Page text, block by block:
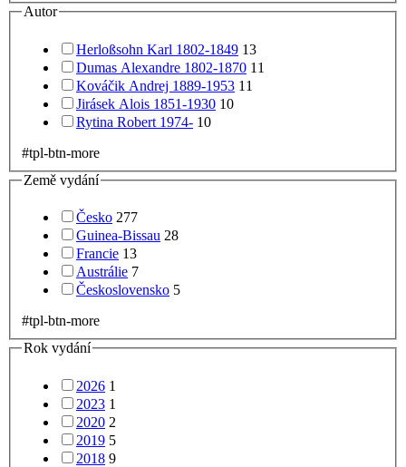
Autor
Herloßsohn Karl 1802-1849 13
Dumas Alexandre 1802-1870 11
Kováčik Andrej 1889-1953 11
Jirásek Alois 1851-1930 10
Rytina Robert 1974- 10
#tpl-btn-more
Země vydání
Česko 277
Guinea-Bissau 28
Francie 13
Austrálie 7
Československo 5
#tpl-btn-more
Rok vydání
2026 1
2023 1
2020 2
2019 5
2018 9